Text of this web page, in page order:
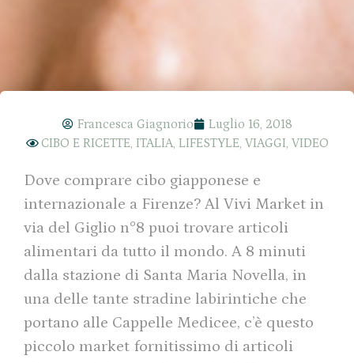
Francesca Giagnorio
Luglio 16, 2018
CIBO E RICETTE, ITALIA, LIFESTYLE, VIAGGI, VIDEO
Dove comprare cibo giapponese e
internazionale a Firenze? Al Vivi Market in
via del Giglio n°8 puoi trovare articoli
alimentari da tutto il mondo. A 8 minuti
dalla stazione di Santa Maria Novella, in
una delle tante stradine labirintiche che
portano alle Cappelle Medicee, c’è questo
piccolo market fornitissimo di articoli